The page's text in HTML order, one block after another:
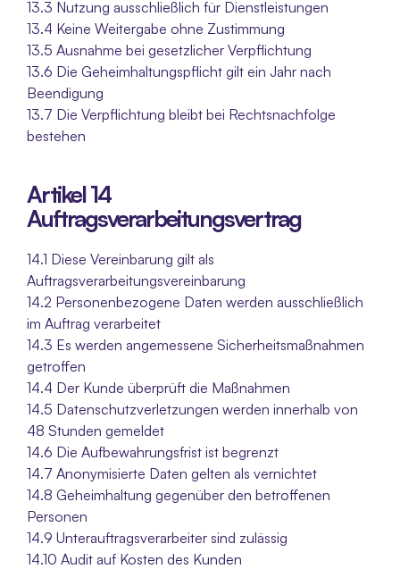
13.3 Nutzung ausschließlich für Dienstleistungen
13.4 Keine Weitergabe ohne Zustimmung
13.5 Ausnahme bei gesetzlicher Verpflichtung
13.6 Die Geheimhaltungspflicht gilt ein Jahr nach
Beendigung
13.7 Die Verpflichtung bleibt bei Rechtsnachfolge
bestehen
Artikel 14
Auftragsverarbeitungsvertrag
14.1 Diese Vereinbarung gilt als
Auftragsverarbeitungsvereinbarung
14.2 Personenbezogene Daten werden ausschließlich
im Auftrag verarbeitet
14.3 Es werden angemessene Sicherheitsmaßnahmen
getroffen
14.4 Der Kunde überprüft die Maßnahmen
14.5 Datenschutzverletzungen werden innerhalb von
48 Stunden gemeldet
14.6 Die Aufbewahrungsfrist ist begrenzt
14.7 Anonymisierte Daten gelten als vernichtet
14.8 Geheimhaltung gegenüber den betroffenen
Personen
14.9 Unterauftragsverarbeiter sind zulässig
14.10 Audit auf Kosten des Kunden